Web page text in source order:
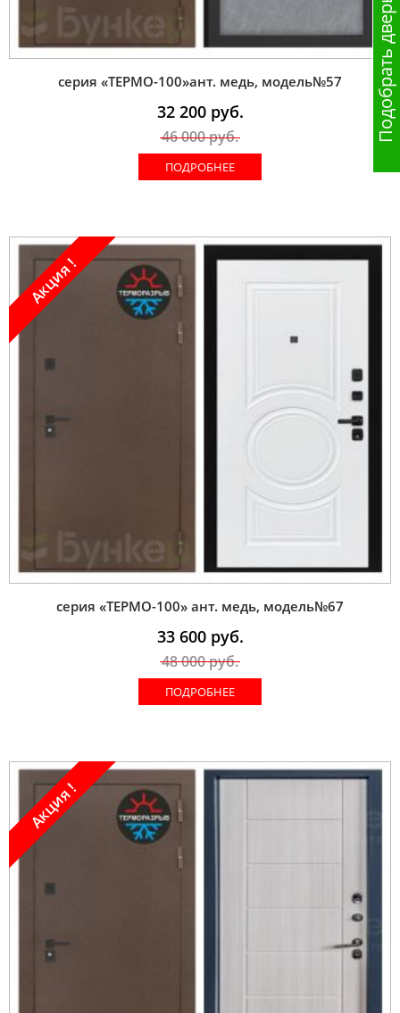
серия «ТЕРМО-100»ант. медь, модель№57
32 200руб.
46 000руб.
ПОДРОБНЕЕ
Акция !
серия «ТЕРМО-100» ант. медь, модель№67
33 600руб.
48 000руб.
ПОДРОБНЕЕ
Акция !
Подобрать дверь